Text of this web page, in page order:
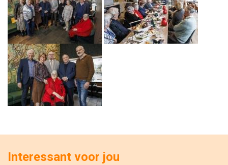
Interessant voor jou